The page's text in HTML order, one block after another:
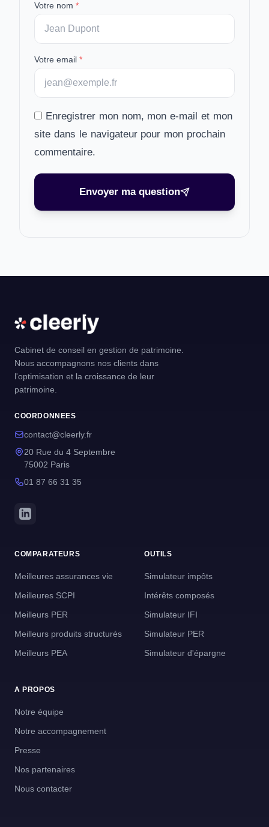
Votre nom *
Votre email *
Enregistrer mon nom, mon e-mail et mon
site dans le navigateur pour mon prochain
commentaire.
Envoyer ma question
Cabinet de conseil en gestion de patrimoine.
Nous accompagnons nos clients dans
l'optimisation et la croissance de leur
patrimoine.
COORDONNEES
contact@cleerly.fr
20 Rue du 4 Septembre
75002 Paris
01 87 66 31 35
COMPARATEURS
Meilleures assurances vie
Meilleures SCPI
Meilleurs PER
Meilleurs produits structurés
Meilleurs PEA
OUTILS
Simulateur impôts
Intérêts composés
Simulateur IFI
Simulateur PER
Simulateur d'épargne
A PROPOS
Notre équipe
Notre accompagnement
Presse
Nos partenaires
Nous contacter